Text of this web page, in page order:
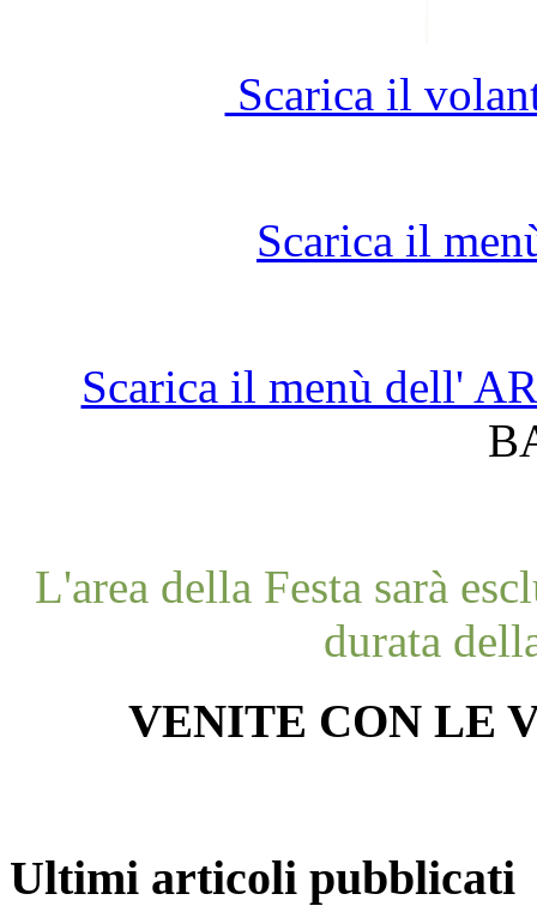
Scarica il
Scarica il
Scarica il menù dell'
L'area della Festa sarà
durata
VENITE CON LE
Ultimi articoli pubblicati